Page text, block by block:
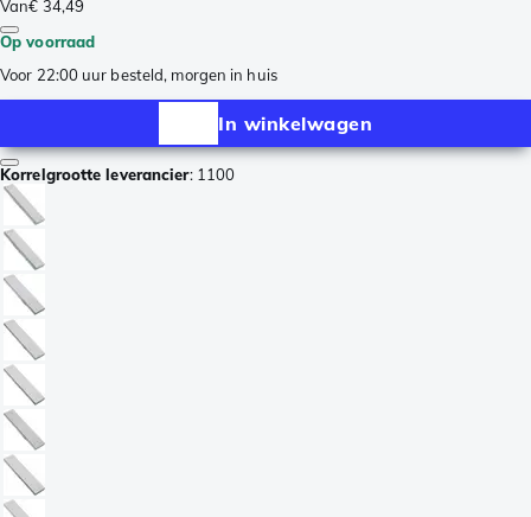
Van€ 34,49
Op voorraad
Voor 22:00 uur besteld, morgen in huis
In winkelwagen
Korrelgrootte leverancier: 1100